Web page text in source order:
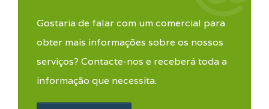
Gostaria de falar com um comercial para
obter mais informações sobre os nossos
serviços? Contacte-nos e receberá toda a
informação que necessita.